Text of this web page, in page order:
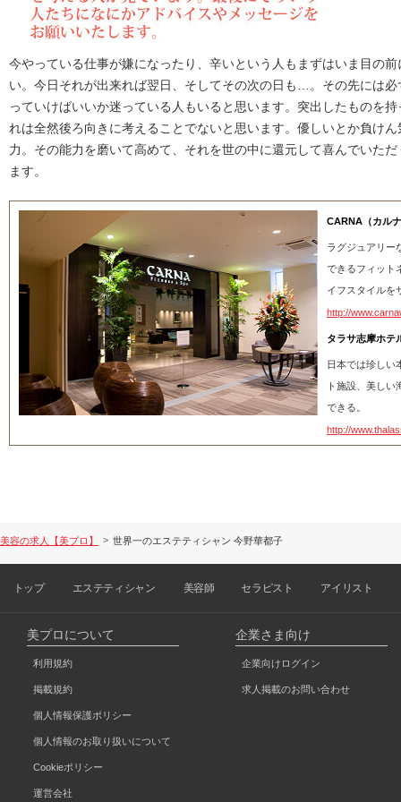
今やっている仕事が嫌になったり、辛いという人もまずはいま目の
い。今日それが出来れば翌日、そしてその次の日も…。その先には
っていけばいいか迷っている人もいると思います。突出したものを
れは全然後ろ向きに考えることでないと思います。優しいとか負け
力。その能力を磨いて高めて、それを世の中に還元して喜んでいた
ます。
CARNA（カル
ラグジュアリー
できるフィット
イフスタイルを
http://
タラサ志摩ホテ
日本では珍しい
ト施設、美し
できる。
http://
美容の求人【美プロ】 世界一のエステティシャン 今野華都子
トップ エステティシャン 美容師 セラピスト アイリスト
美プロについて
利用規約
掲載規約
個人情報保護ポリシー
個人情報のお取り扱いについて
Cookieポリシー
運営会社
企業さま向け
企業向けログイン
求人掲載のお問い合わせ